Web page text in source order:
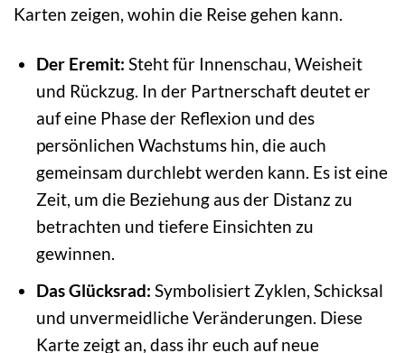
Karten zeigen, wohin die Reise gehen kann.
Der Eremit: Steht für Innenschau, Weisheit
und Rückzug. In der Partnerschaft deutet er
auf eine Phase der Reflexion und des
persönlichen Wachstums hin, die auch
gemeinsam durchlebt werden kann. Es ist eine
Zeit, um die Beziehung aus der Distanz zu
betrachten und tiefere Einsichten zu
gewinnen.
Das Glücksrad: Symbolisiert Zyklen, Schicksal
und unvermeidliche Veränderungen. Diese
Karte zeigt an, dass ihr euch auf neue